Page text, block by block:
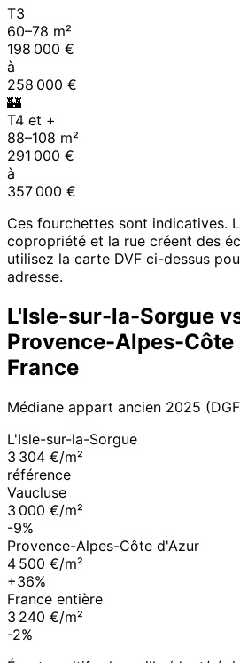
T3
60–78 m²
198 000 €
à
258 000 €
🏰
T4 et +
88–108 m²
291 000 €
à
357 000 €
Ces fourchettes sont indicatives.
copropriété et la rue créent des
utilisez la carte DVF ci-dessus
adresse.
L'Isle-sur-la-Sorgue
Provence-Alpes-Côte
France
Médiane appart ancien 2025
L'Isle-sur-la-Sorgue
3 304 €/m²
référence
Vaucluse
3 000 €/m²
-9%
Provence-Alpes-Côte d'Azur
4 500 €/m²
+36%
France entière
3 240 €/m²
-2%